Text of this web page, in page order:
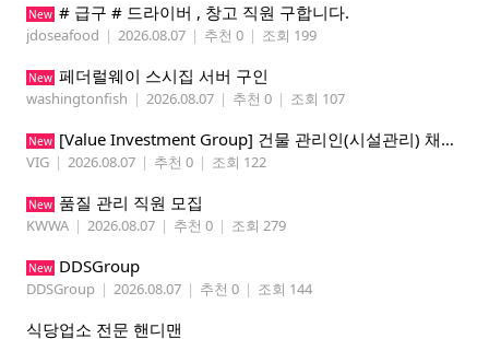
New # 급구 # 드라이버 , 창고 직원 구합니다.
jdoseafood | 2026.08.07 | 추천 0 | 조회 199
New 페더럴웨이 스시집 서버 구인
washingtonfish | 2026.08.07 | 추천 0 | 조회 107
New [Value Investment Group] 건물 관리인(시설관리) 채용 공고
VIG | 2026.08.07 | 추천 0 | 조회 122
New 품질 관리 직원 모집
KWWA | 2026.08.07 | 추천 0 | 조회 279
New DDSGroup
DDSGroup | 2026.08.07 | 추천 0 | 조회 144
식당업소 전문 핸디맨